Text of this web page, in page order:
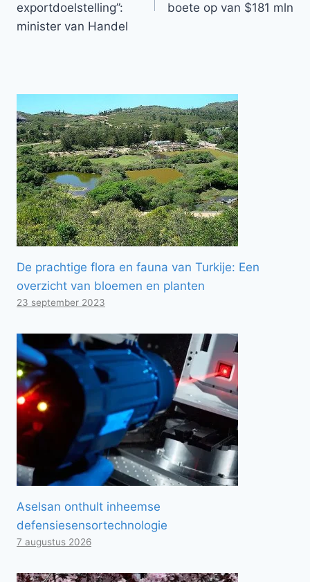
exportdoelstelling”:
minister van Handel
boete op van $181 mln
De prachtige flora en fauna van Turkije: Een
overzicht van bloemen en planten
23 september 2023
Aselsan onthult inheemse
defensiesensortechnologie
7 augustus 2026